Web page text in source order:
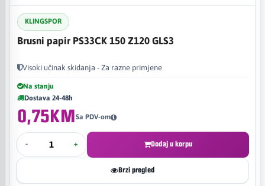
KLINGSPOR
Brusni papir PS33CK 150 Z120 GLS3
Visoki učinak skidanja - Za razne primjene
Na stanju
Dostava 24-48h
0,75KMSa PDV-om
- + Dodaj u korpu
Brzi pregled